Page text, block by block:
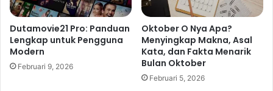
Dutamovie21 Pro: Panduan
Lengkap untuk Pengguna
Modern
Februari 9, 2026
Oktober O Nya Apa?
Menyingkap Makna, Asal
Kata, dan Fakta Menarik
Bulan Oktober
Februari 5, 2026